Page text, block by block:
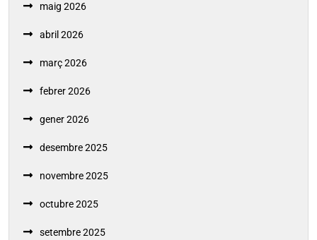
maig 2026
abril 2026
març 2026
febrer 2026
gener 2026
desembre 2025
novembre 2025
octubre 2025
setembre 2025